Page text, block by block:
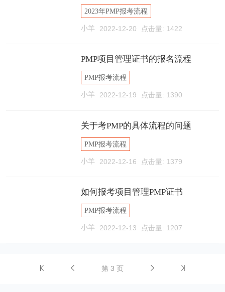
2023年PMP报考流程
小羊 2022-12-20 点击量: 1422
PMP项目管理证书的报名流程
PMP报考流程
小羊 2022-12-19 点击量: 1390
关于考PMP的具体流程的问题
PMP报考流程
小羊 2022-12-16 点击量: 1379
如何报考项目管理PMP证书
PMP报考流程
小羊 2022-12-13 点击量: 1207
第 3 页